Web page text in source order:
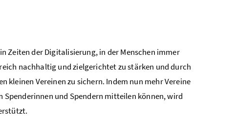
Zeiten der Digitalisierung, in der Menschen immer
nachhaltig und zielgerichtet zu stärken und durch
kleinen Vereinen zu sichern. Indem nun mehr Vereine
und Spendern mitteilen können, wird